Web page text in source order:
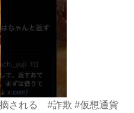
される #詐欺 #仮想通貨